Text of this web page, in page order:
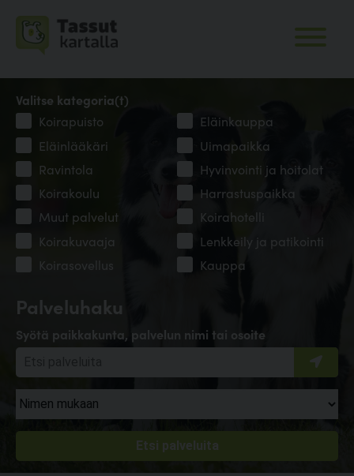
Palveluhaku
Syötä paikkakunta, palvelun nimi tai osoite
Valitse kategoria(t)
Koirapuisto
Eläinkauppa
Eläinlääkäri
Uimapaikka
Ravintola
Hyvinvointi ja hoitolat
Koirakoulu
Harrastuspaikka
Muut palvelut
Koirahotelli
Koirakuvaaja
Lenkkeily ja patikointi
Koirasovellus
Kauppa